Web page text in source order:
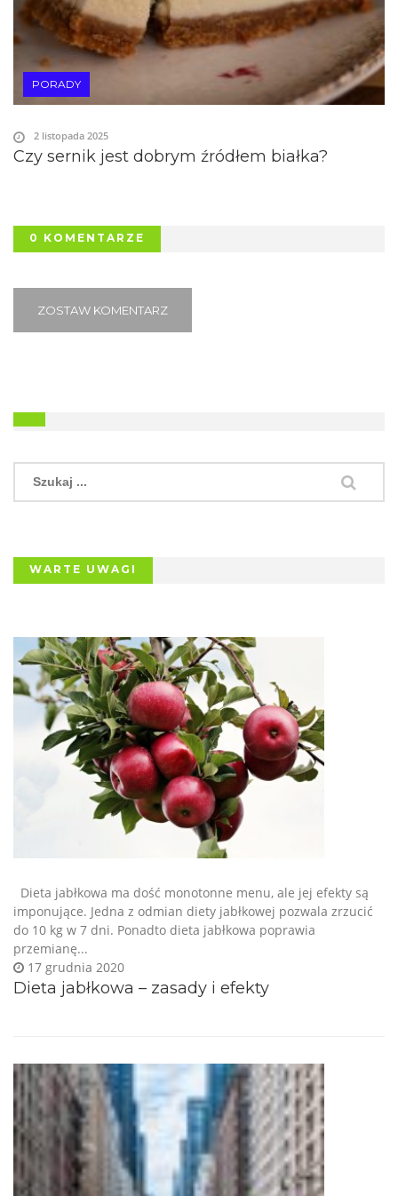
PORADY
Czy sernik jest dobrym źródłem białka?
2 listopada 2025
0 KOMENTARZE
ZOSTAW KOMENTARZ
WARTE UWAGI
Dieta jabłkowa – zasady i efekty
17 grudnia 2020
Dieta jabłkowa ma dość monotonne menu, ale jej efekty są
imponujące. Jedna z odmian diety jabłkowej pozwala zrzucić
do 10 kg w 7 dni. Ponadto dieta jabłkowa poprawia
przemianę...